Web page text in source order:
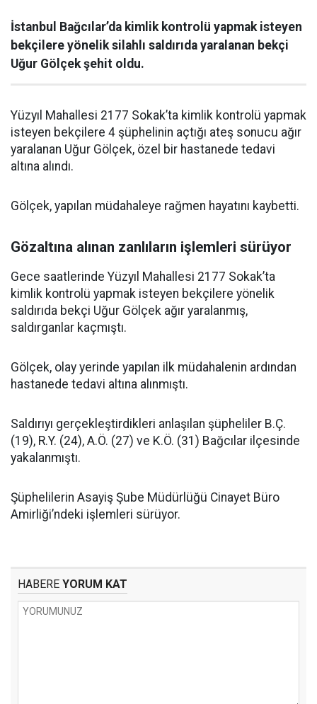
İstanbul Bağcılar’da kimlik kontrolü yapmak isteyen
bekçilere yönelik silahlı saldırıda yaralanan bekçi
Uğur Gölçek şehit oldu.
Yüzyıl Mahallesi 2177 Sokak’ta kimlik kontrolü yapmak
isteyen bekçilere 4 şüphelinin açtığı ateş sonucu ağır
yaralanan Uğur Gölçek, özel bir hastanede tedavi
altına alındı.
Gölçek, yapılan müdahaleye rağmen hayatını kaybetti.
Gözaltına alınan zanlıların işlemleri sürüyor
Gece saatlerinde Yüzyıl Mahallesi 2177 Sokak’ta
kimlik kontrolü yapmak isteyen bekçilere yönelik
saldırıda bekçi Uğur Gölçek ağır yaralanmış,
saldırganlar kaçmıştı.
Gölçek, olay yerinde yapılan ilk müdahalenin ardından
hastanede tedavi altına alınmıştı.
Saldırıyı gerçekleştirdikleri anlaşılan şüpheliler B.Ç.
(19), R.Y. (24), A.Ö. (27) ve K.Ö. (31) Bağcılar ilçesinde
yakalanmıştı.
Şüphelilerin Asayiş Şube Müdürlüğü Cinayet Büro
Amirliği’ndeki işlemleri sürüyor.
HABERE YORUM KAT